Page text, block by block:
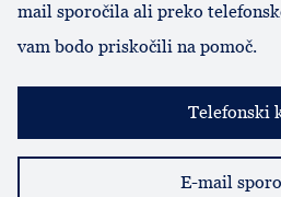
mail sporočila ali preko
vam bodo priskočili na pomoč.
Telefonski
E-mail